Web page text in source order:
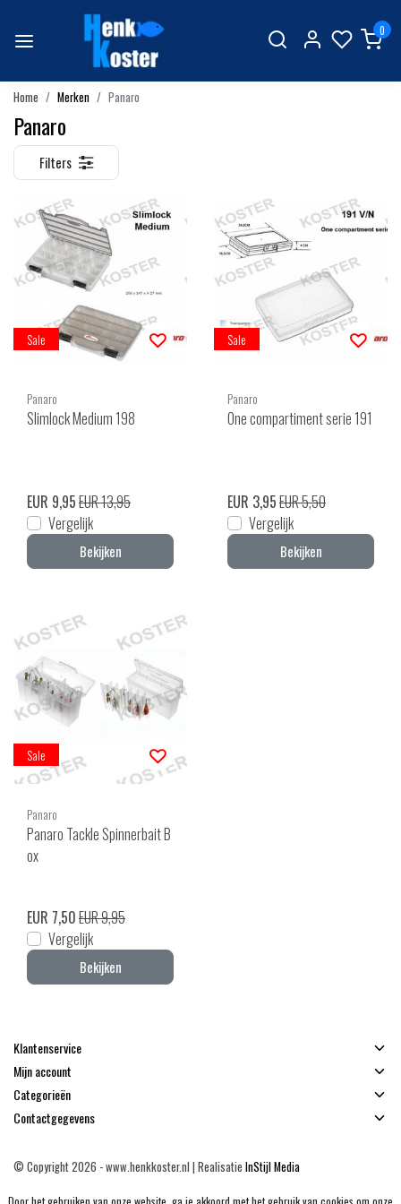
0
Home Merken Panaro
Panaro
Filters
Sale
Panaro
Slimlock Medium 198
EUR 9,95EUR 13,95
Vergelijk
Bekijken
Sale
Panaro
One compartiment serie 191
EUR 3,95EUR 5,50
Vergelijk
Bekijken
Sale
Panaro
Panaro Tackle Spinnerbait B
ox
EUR 7,50EUR 9,95
Vergelijk
Bekijken
Klantenservice
Mijn account
Categorieën
Contactgegevens
© Copyright 2026 - www.henkkoster.nl | Realisatie InStijl Media